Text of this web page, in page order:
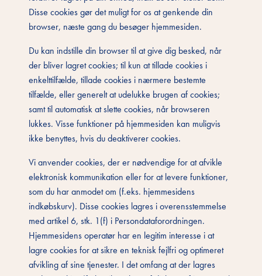
Disse cookies gør det muligt for os at genkende din
browser, næste gang du besøger hjemmesiden.
Du kan indstille din browser til at give dig besked, når
der bliver lagret cookies; til kun at tillade cookies i
enkelttilfælde, tillade cookies i nærmere bestemte
tilfælde, eller generelt at udelukke brugen af cookies;
samt til automatisk at slette cookies, når browseren
lukkes. Visse funktioner på hjemmesiden kan muligvis
ikke benyttes, hvis du deaktiverer cookies.
Vi anvender cookies, der er nødvendige for at afvikle
elektronisk kommunikation eller for at levere funktioner,
som du har anmodet om (f.eks. hjemmesidens
indkøbskurv). Disse cookies lagres i overensstemmelse
med artikel 6, stk. 1(f) i Persondataforordningen.
Hjemmesidens operatør har en legitim interesse i at
lagre cookies for at sikre en teknisk fejlfri og optimeret
afvikling af sine tjenester. I det omfang at der lagres